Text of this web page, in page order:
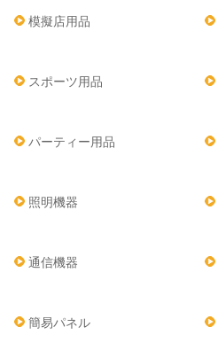
模擬店用品
スポーツ用品
パーティー用品
照明機器
通信機器
簡易パネル